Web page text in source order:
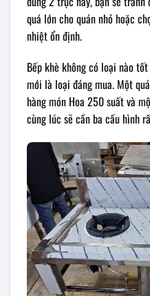
quá lớn cho quán nhỏ hoặc
nhiệt ổn định.
Bếp khè không có loại nào
mới là loại đáng mua. Một
hàng món Hoa 250 suất và
cùng lúc sẽ cần ba cấu hình